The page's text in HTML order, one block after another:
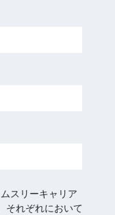
スリーキャリア
それぞれにおいて